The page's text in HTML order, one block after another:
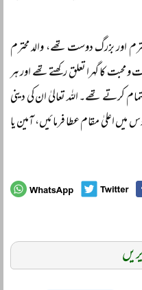
اور بزرگ دوست تھے، والد محترم
محبت کا گہرا تعلق رکھتے تھے اور ہر
کرتے تھے۔ اللہ تعالیٰ ان کی دینی
اعلیٰ مقام عطا فرمائیں، آمین یا